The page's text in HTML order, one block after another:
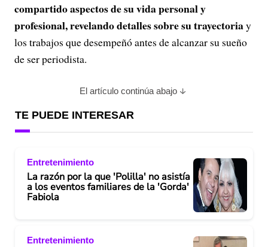
compartido aspectos de su vida personal y
profesional, revelando detalles sobre su trayectoriay
los trabajos que desempeñó antes de alcanzar su sueño
de ser periodista.
El artículo continúa abajo
TE PUEDE INTERESAR
Entretenimiento
La razón por la que 'Polilla' no asistía
a los eventos familiares de la 'Gorda'
Fabiola
Entretenimiento